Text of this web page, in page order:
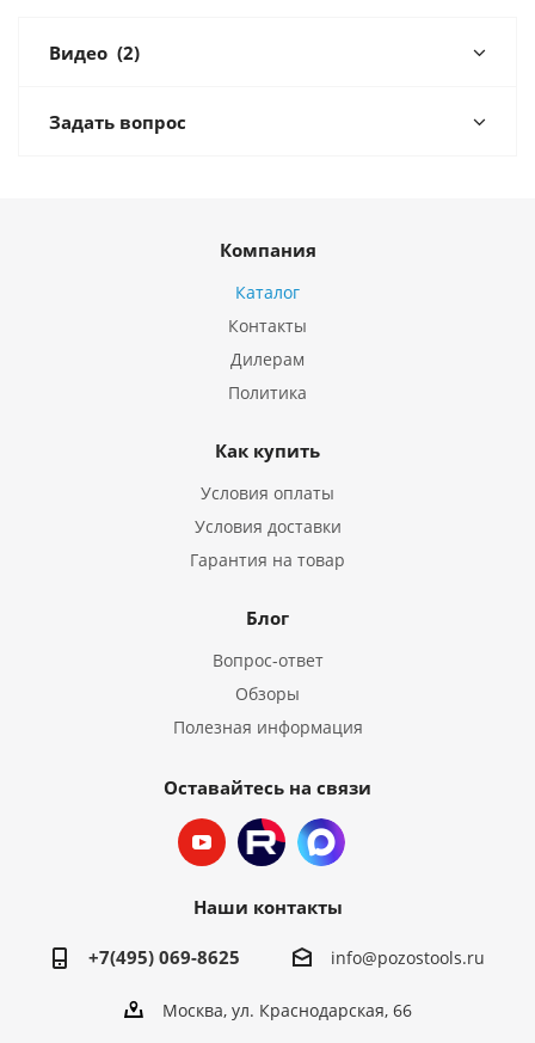
Видео (2)
Задать вопрос
Компания
Каталог
Контакты
Дилерам
Политика
Как купить
Условия оплаты
Условия доставки
Гарантия на товар
Блог
Вопрос-ответ
Обзоры
Полезная информация
Оставайтесь на связи
Наши контакты
+7(495) 069-8625 info@pozostools.ru
Москва, ул. Краснодарская, 66